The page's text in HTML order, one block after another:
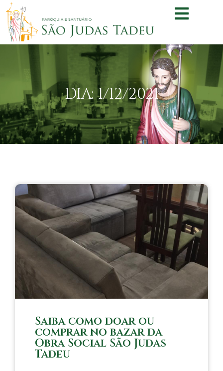
DIA: 1/12/2021
Saiba como doar ou
comprar no bazar da
Obra Social São Judas
Tadeu